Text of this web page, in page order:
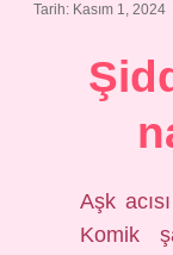
Tarih: Kasım 1, 2024
Aşk
Komik